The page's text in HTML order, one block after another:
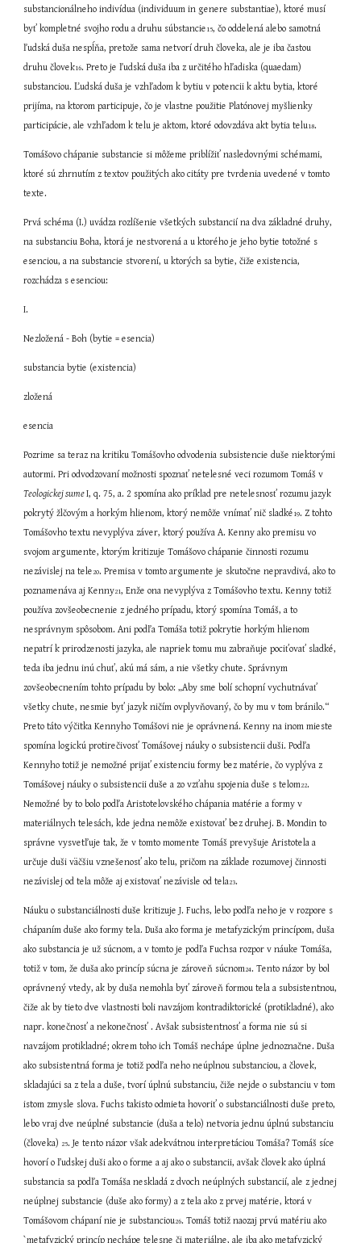
substancionálneho indivídua (individuum in genere substantiae), ktoré musí
byť kompletné svojho rodu a druhu súbstancie15, čo oddelená alebo samotná
ľudská duša nespĺňa, pretože sama netvorí druh človeka, ale je iba častou
druhu človek16. Preto je ľudská duša iba z určitého hľadiska (quaedam)
substanciou. Ľudská duša je vzhľadom k bytiu v potencii k aktu bytia, ktoré
prijíma, na ktorom participuje, čo je vlastne použitie Platónovej myšlienky
participácie, ale vzhľadom k telu je aktom, ktoré odovzdáva akt bytia telu18.
Tomášovo chápanie substancie si môžeme priblížiť nasledovnými schémami,
ktoré sú zhrnutím z textov použitých ako citáty pre tvrdenia uvedené v tomto
texte.
Prvá schéma (I.) uvádza rozlíšenie všetkých substancií na dva základné druhy,
na substanciu Boha, ktorá je nestvorená a u ktorého je jeho bytie totožné s
esenciou, a na substancie stvorení, u ktorých sa bytie, čiže existencia,
rozchádza s esenciou:
I.
Nezložená - Boh (bytie = esencia)
substancia bytie (existencia)
zložená
esencia
Pozrime sa teraz na kritiku Tomášovho odvodenia subsistencie duše niektorými
Teologickej sume I, q. 75, a. 2 spomína ako príklad pre netelesnosť rozumu jazyk
pokrytý žlčovým a horkým hlienom, ktorý nemôže vnímať nič sladké19. Z tohto
Tomášovho textu nevyplýva záver, ktorý používa A. Kenny ako premisu vo
svojom argumente, ktorým kritizuje Tomášovo chápanie činnosti rozumu
nezávislej na tele20. Premisa v tomto argumente je skutočne nepravdivá, ako to
poznamenáva aj Kenny21, Enže ona nevyplýva z Tomášovho textu. Kenny totiž
používa zovšeobecnenie z jedného prípadu, ktorý spomína Tomáš, a to
nesprávnym spôsobom. Ani podľa Tomáša totiž pokrytie horkým hlienom
nepatrí k prirodzenosti jazyka, ale napriek tomu mu zabraňuje pociťovať sladké,
teda iba jednu inú chuť, akú má sám, a nie všetky chute. Správnym
zovšeobecnením tohto prípadu by bolo: „Aby sme bolí schopní vychutnávať
všetky chute, nesmie byť jazyk ničím ovplyvňovaný, čo by mu v tom bránilo.“
Preto táto výčitka Kennyho Tomášovi nie je oprávnená. Kenny na inom mieste
spomína logickú protirečivosť Tomášovej náuky o subsistencii duši. Podľa
Kennyho totiž je nemožné prijať existenciu formy bez matérie, čo vyplýva z
Tomášovej náuky o subsistencii duše a zo vzťahu spojenia duše s telom22.
Nemožné by to bolo podľa Aristotelovského chápania matérie a formy v
materiálnych telesách, kde jedna nemôže existovať bez druhej. B. Mondin to
správne vysvetľuje tak, že v tomto momente Tomáš prevyšuje Aristotela a
určuje duši väčšiu vznešenosť ako telu, pričom na základe rozumovej činnosti
nezávislej od tela môže aj existovať nezávisle od tela23.
Náuku o substanciálnosti duše kritizuje J. Fuchs, lebo podľa neho je v rozpore s
chápaním duše ako formy tela. Duša ako forma je metafyzickým princípom, duša
ako substancia je už súcnom, a v tomto je podľa Fuchsa rozpor v náuke Tomáša,
totiž v tom, že duša ako princíp súcna je zároveň súcnom24. Tento názor by bol
oprávnený vtedy, ak by duša nemohla byť zároveň formou tela a subsistentnou,
čiže ak by tieto dve vlastnosti boli navzájom kontradiktorické (protikladné), ako
napr. konečnosť a nekonečnosť . Avšak subsistentnosť a forma nie sú si
navzájom protikladné; okrem toho ich Tomáš nechápe úplne jednoznačne. Duša
ako subsistentná forma je totiž podľa neho neúplnou substanciou, a človek,
skladajúci sa z tela a duše, tvorí úplnú substanciu, čiže nejde o substanciu v tom
istom zmysle slova. Fuchs takisto odmieta hovoriť o substanciálnosti duše preto,
lebo vraj dve neúplné substancie (duša a telo) netvoria jednu úplnú substanciu
(človeka) 25. Je tento názor však adekvátnou interpretáciou Tomáša? Tomáš síce
hovorí o ľudskej duši ako o forme a aj ako o substancii, avšak človek ako úplná
substancia sa podľa Tomáša neskladá z dvoch neúplných substancií, ale z jednej
neúplnej substancie (duše ako formy) a z tela ako z prvej matérie, ktorá v
Tomášovom chápaní nie je substanciou26. Tomáš totiž naozaj prvú matériu ako
`metafyzický princíp nechápe telesne či materiálne, ale iba ako metafyzický